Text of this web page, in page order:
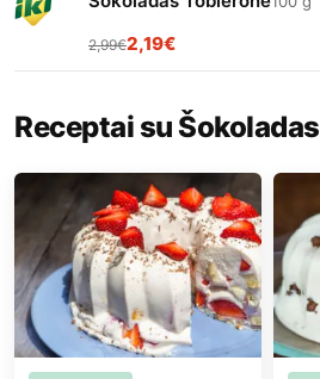
2,99€2,19€
Receptai su Šokoladas